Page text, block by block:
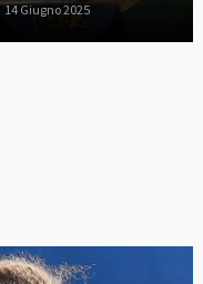
14 Giugno 2025